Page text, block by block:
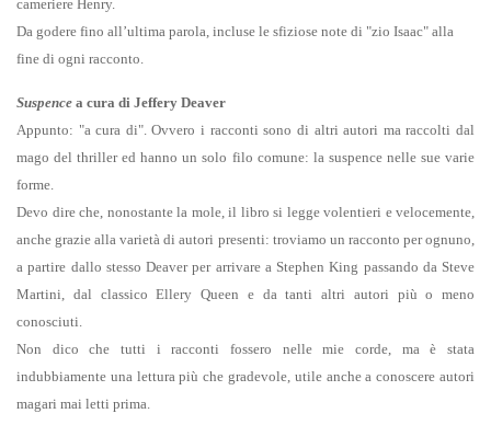
cameriere Henry.
Da godere fino all’ultima parola, incluse le sfiziose note di "zio Isaac" alla
fine di ogni racconto.
Suspence a cura di Jeffery Deaver
Appunto: "a cura di". Ovvero i racconti sono di altri autori ma raccolti dal
mago del thriller ed hanno un solo filo comune: la suspence nelle sue varie
forme.
Devo dire che, nonostante la mole, il libro si legge volentieri e velocemente,
anche grazie alla varietà di autori presenti: troviamo un racconto per ognuno,
a partire dallo stesso Deaver per arrivare a Stephen King passando da Steve
Martini, dal classico Ellery Queen e da tanti altri autori più o meno
conosciuti.
Non dico che tutti i racconti fossero nelle mie corde, ma è stata
indubbiamente una lettura più che gradevole, utile anche a conoscere autori
magari mai letti prima.